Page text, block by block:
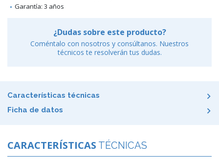
Garantía: 3 años
¿Dudas sobre este producto?
Coméntalo con nosotros y consúltanos. Nuestros
técnicos te resolverán tus dudas.
Características técnicas
Ficha de datos
CARACTERÍSTICAS TÉCNICAS